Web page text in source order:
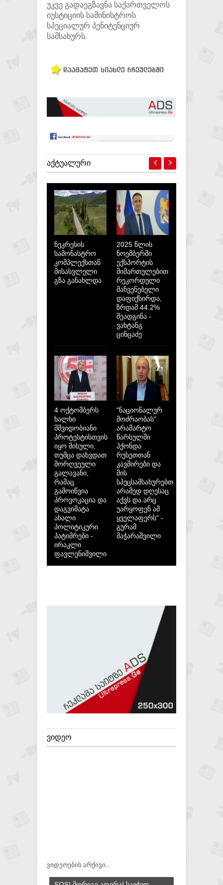
უკვე გადაეგზავნა საქართველოს
იუსტიციის სამინისტროს
სპეციალურ პენიტენციურ
სამსახურს.
ᲐᲥᲢᲣᲐᲚᲣᲠᲘ
ნეკრესის
სამონასტრო
კომპლექსთან
მისასვლელი
გზა განახლდა
2025 წლის
ნოემბერში
ექსპორტის
მიმართულებით
რეკორდული
მაჩვენებელი
დაფიქსირდა,
ზრდამ 44.2%
შეადგინა -
ვახტანგ
ცინცაძე
4 ოქტომბერს
ხალხი
მშვიდობიანი
პროტესტისთვის
იყო მისული,
თუმცა დახვდათ
მორღვეული
გალავანი,
რამაც
გამოიწვია
პროვოკაცია და
დაგვიმატა
ახალი
პოლიტიკური
პატიმრები -
ირაკლი
ფავლენიშვილი
"ნაციონალურ
მოძრაობას"
არამარტო
წარსულში
ჰქონდა
რუსეთთან
კავშირები და
მის
სპეცსამსახურებთან,
არამედ დღესაც
აქვს და არც
უარყოფენ ამ
ყველაფერს" -
გურამ
მაჭარაშვილი
ᲕᲘᲓᲔᲝ
ვიდეოების არქივი...